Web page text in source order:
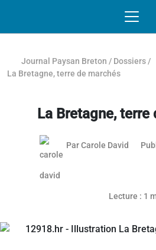
Journal Paysan Breton / Dossiers /
La Bretagne, terre de marchés
La Bretagne,
ParCarole David
Lecture : 1